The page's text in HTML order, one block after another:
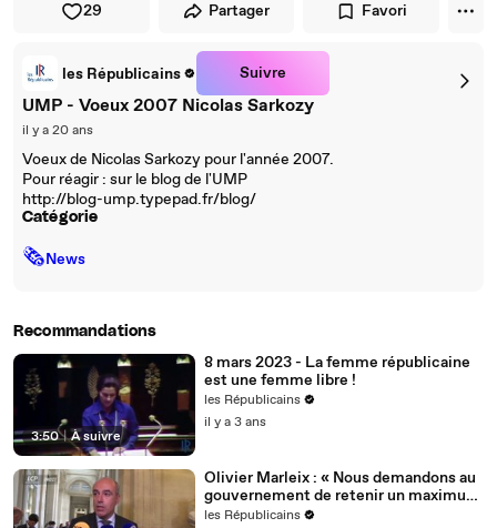
29 Partager Favori
les Républicains Suivre
UMP - Voeux 2007 Nicolas Sarkozy
il y a 20 ans
Voeux de Nicolas Sarkozy pour l'année 2007.
Pour réagir : sur le blog de l'UMP
http://blog-ump.typepad.fr/blog/
Catégorie
🗞News
Recommandations
3:50 | À suivre
8 mars 2023 - La femme républicaine
est une femme libre !
les Républicains
il y a 3 ans
Olivier Marleix : « Nous demandons au
gouvernement de retenir un maximum
de nos propositions. »
les Républicains